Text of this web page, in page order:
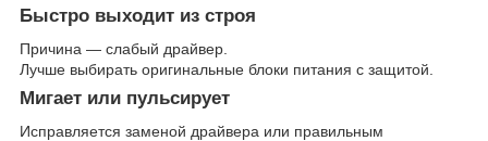
Быстро выходит из строя
Причина — слабый драйвер.
Лучше выбирать оригинальные блоки питания с защитой.
Мигает или пульсирует
Исправляется заменой драйвера или правильным